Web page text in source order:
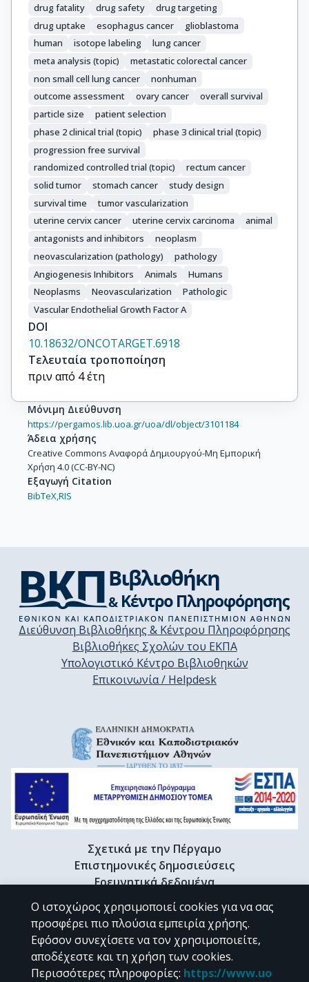
drug fatality
drug safety
drug targeting
drug uptake
esophagus cancer
glioblastoma
human
isotope labeling
lung cancer
meta analysis (topic)
metastatic colorectal cancer
non small cell lung cancer
nonhuman
outcome assessment
ovary cancer
overall survival
particle size
patient selection
phase 2 clinical trial (topic)
phase 3 clinical trial (topic)
progression free survival
randomized controlled trial (topic)
rectum cancer
solid tumor
stomach cancer
study design
survival time
tumor vascularization
uterine cervix cancer
uterine cervix carcinoma
animal
antagonists and inhibitors
neoplasm
neovascularization (pathology)
pathology
Angiogenesis Inhibitors
Animals
Humans
Neoplasms
Neovascularization
Pathologic
Vascular Endothelial Growth Factor A
DOI
10.18632/ONCOTARGET.6918
Τελευταία τροποποίηση
πριν από 4 έτη
Μόνιμη Διεύθυνση
https://pergamos.lib.uoa.gr/uoa/dl/object/3101184
Άδεια χρήσης
Creative Commons Αναφορά Δημιουργού-Μη Εμπορική
Χρήση 4.0 (CC-BY-NC)
Εξαγωγή Citation
BibTeX, RIS
Διεύθυνση Βιβλιοθήκης & Κέντρου Πληροφόρησης
Βιβλιοθήκες Σχολών του ΕΚΠΑ
Υπολογιστικό Κέντρο Βιβλιοθηκών
Επικοινωνία / Helpdesk
Σχετικά με την Πέργαμο
Επιστημονικές δημοσιεύσεις
Ερευνητικά δεδομένα
Διδακτορικές διατριβές & Γκρίζα βιβλιογραφία
Προφίλ Ερευνητή
CC BY-NC 4.0
Ο ιστοχώρος χρησιμοποιεί cookies για να σας
προσφέρει πιο πλούσια εμπειρία χρήσης.
Εφόσον συνεχίσετε να τον χρησιμοποιείτε,
αποδέχεστε και τη χρήση των cookies.
Περισσότερες πληροφορίες: https://www.uo